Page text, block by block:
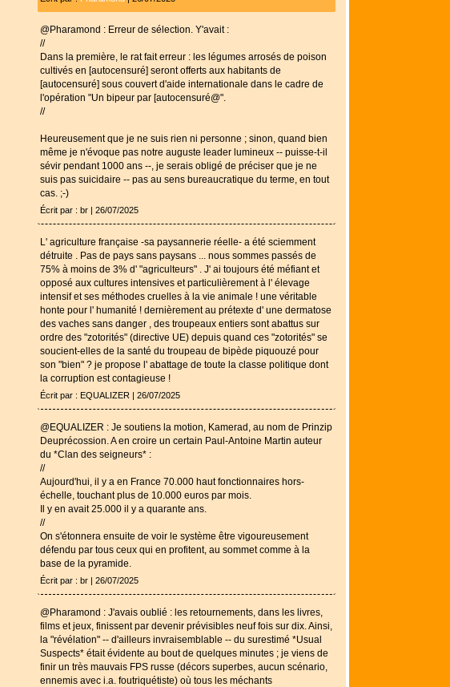
@Pharamond : Erreur de sélection. Y'avait :
//
Dans la première, le rat fait erreur : les légumes arrosés de poison
cultivés en [autocensuré] seront offerts aux habitants de
[autocensuré] sous couvert d'aide internationale dans le cadre de
l'opération "Un bipeur par [autocensuré@".
//
Heureusement que je ne suis rien ni personne ; sinon, quand bien
même je n'évoque pas notre auguste leader lumineux -- puisse-t-il
sévir pendant 1000 ans --, je serais obligé de préciser que je ne
suis pas suicidaire -- pas au sens bureaucratique du terme, en tout
cas. ;-)
Écrit par : br | 26/07/2025
L' agriculture française -sa paysannerie réelle- a été sciemment
détruite . Pas de pays sans paysans ... nous sommes passés de
75% à moins de 3% d' "agriculteurs" . J' ai toujours été méfiant et
opposé aux cultures intensives et particulièrement à l' élevage
intensif et ses méthodes cruelles à la vie animale ! une véritable
honte pour l' humanité ! dernièrement au prétexte d' une dermatose
des vaches sans danger , des troupeaux entiers sont abattus sur
ordre des "zotorités" (directive UE) depuis quand ces "zotorités" se
soucient-elles de la santé du troupeau de bipède piquouzé pour
son "bien" ? je propose l' abattage de toute la classe politique dont
la corruption est contagieuse !
Écrit par : EQUALIZER | 26/07/2025
@EQUALIZER : Je soutiens la motion, Kamerad, au nom de Prinzip
Deuprécossion. A en croire un certain Paul-Antoine Martin auteur
du *Clan des seigneurs* :
//
Aujourd'hui, il y a en France 70.000 haut fonctionnaires hors-
échelle, touchant plus de 10.000 euros par mois.
Il y en avait 25.000 il y a quarante ans.
//
On s'étonnera ensuite de voir le système être vigoureusement
défendu par tous ceux qui en profitent, au sommet comme à la
base de la pyramide.
Écrit par : br | 26/07/2025
@Pharamond : J'avais oublié : les retournements, dans les livres,
films et jeux, finissent par devenir prévisibles neuf fois sur dix. Ainsi,
la "révélation" -- d'ailleurs invraisemblable -- du surestimé *Usual
Suspects* était évidente au bout de quelques minutes ; je viens de
finir un très mauvais FPS russe (décors superbes, aucun scénario,
ennemis avec i.a. foutriquétiste) où tous les méchants